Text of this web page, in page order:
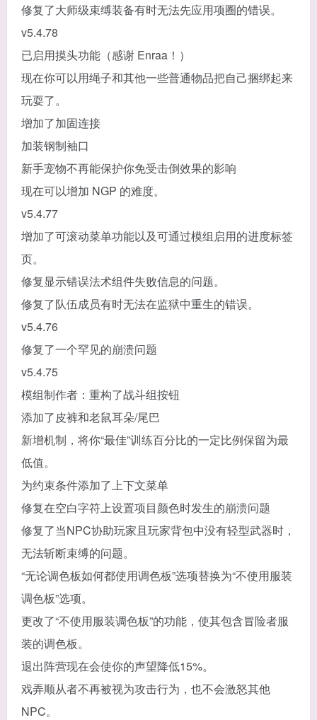
修复了大师级束缚装备有时无法先应用项圈的错误。
v5.4.78
已启用摸头功能（感谢 Enraa！）
现在你可以用绳子和其他一些普通物品把自己捆绑起来
玩耍了。
增加了加固连接
加装钢制袖口
新手宠物不再能保护你免受击倒效果的影响
现在可以增加 NGP 的难度。
v5.4.77
增加了可滚动菜单功能以及可通过模组启用的进度标签
页。
修复显示错误法术组件失败信息的问题。
修复了队伍成员有时无法在监狱中重生的错误。
v5.4.76
修复了一个罕见的崩溃问题
v5.4.75
模组制作者：重构了战斗组按钮
添加了皮裤和老鼠耳朵/尾巴
新增机制，将你“最佳”训练百分比的一定比例保留为最
低值。
为约束条件添加了上下文菜单
修复在空白字符上设置项目颜色时发生的崩溃问题
修复了当NPC协助玩家且玩家背包中没有轻型武器时，
无法斩断束缚的问题。
“无论调色板如何都使用调色板”选项替换为“不使用服装
调色板”选项。
更改了“不使用服装调色板”的功能，使其包含冒险者服
装的调色板。
退出阵营现在会使你的声望降低15%。
戏弄顺从者不再被视为攻击行为，也不会激怒其他
NPC。